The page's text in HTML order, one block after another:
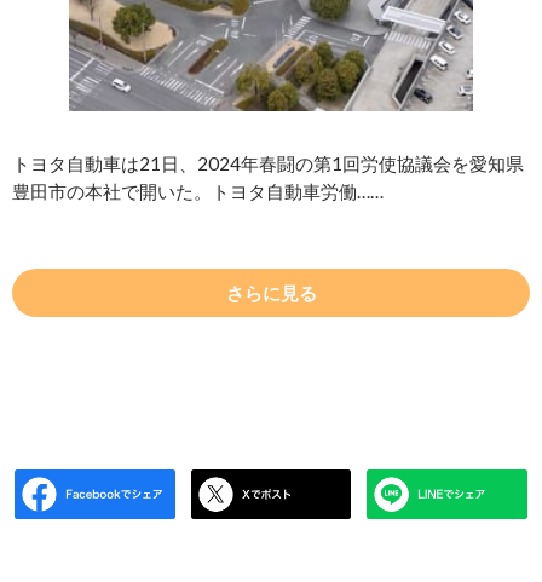
トヨタ自動車は21日、2024年春闘の第1回労使協議会を愛知県
豊田市の本社で開いた。トヨタ自動車労働……
さらに見る